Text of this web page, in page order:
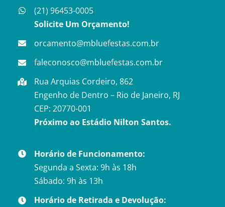
(21) 96453-0005
Solicite Um Orçamento!
orcamento@mbluefestas.com.br
faleconosco@mbluefestas.com.br
Rua Arquias Cordeiro, 862
Engenho de Dentro – Rio de Janeiro, RJ
CEP: 20770-001
Próximo ao Estádio Nilton Santos.
Horário de Funcionamento:
Segunda a Sexta: 9h às 18h
Sábado: 9h às 13h
Horário de Retirada e Devolução: